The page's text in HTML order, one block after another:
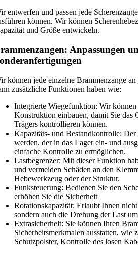
entwerfen und passen jede
können. Wir können
und Größe entwickeln.
Anpassungen
können jede einzelne Brammenzange an
zusätzliche Funktionen haben wie:
Integrierte Wiegefunktion: Wir können
Konstruktion einbauen, damit Sie das
Trägers kontrollieren können.
Kapazitäts- und Bestandkontrolle:
werden, der in das Lager ein- und
einfache Kontrolle zu ermöglichen.
Lastbegrenzer: Mit dieser Funktion
und vermeiden Schäden an den
Hebewerkzeug oder der Struktur.
Funksteuerung: Bedienen Sie den
erhöhen Sie die Sicherheit
Rotationskapazität: Erlaubt Ihnen
sondern auch die Drehung der Last
Extrasicherheit: Sie können Ihren
Sicherheitsmerkmalen ausstatten, wie
Schutzpolster, Kontrolle des losen